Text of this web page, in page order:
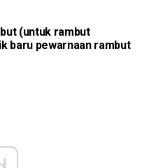
(untuk rambut
baru pewarnaan rambut